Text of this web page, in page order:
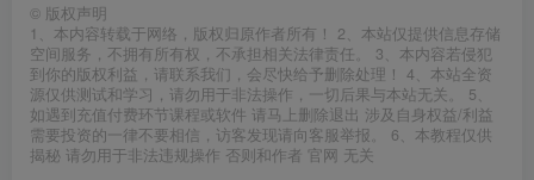
© 版权声明
1、本内容转载于网络，版权归原作者所有！ 2、本站仅提供信息存储
空间服务，不拥有所有权，不承担相关法律责任。 3、本内容若侵犯
到你的版权利益，请联系我们，会尽快给予删除处理！ 4、本站全资
源仅供测试和学习，请勿用于非法操作，一切后果与本站无关。 5、
如遇到充值付费环节课程或软件 请马上删除退出 涉及自身权益/利益
需要投资的一律不要相信，访客发现请向客服举报。 6、本教程仅供
揭秘 请勿用于非法违规操作 否则和作者 官网 无关